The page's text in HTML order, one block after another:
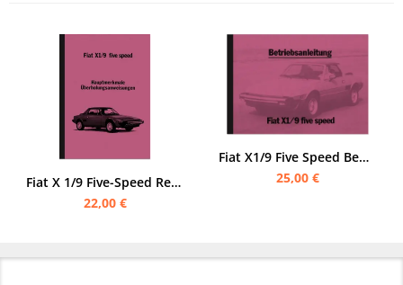
Fiat X 1/9 Five-Speed Reparaturanleitung Beschreibung Wartung X1/9
22,00 €
Fiat X1/9 Five Speed Bedienungsanleitung
25,00 €